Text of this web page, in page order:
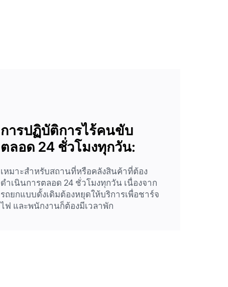
การปฏิบัติการไร้คนขับ
ตลอด 24 ชั่วโมงทุกวัน:
เหมาะสำหรับสถานที่หรือคลังสินค้าที่ต้อง
ดำเนินการตลอด 24 ชั่วโมงทุกวัน เนื่องจาก
รถยกแบบดั้งเดิมต้องหยุดให้บริการเพื่อชาร์จ
ไฟ และพนักงานก็ต้องมีเวลาพัก